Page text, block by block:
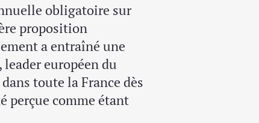
obligatoire sur
proposition
a entraîné une
européen du
toute la France dès
perçue comme étant